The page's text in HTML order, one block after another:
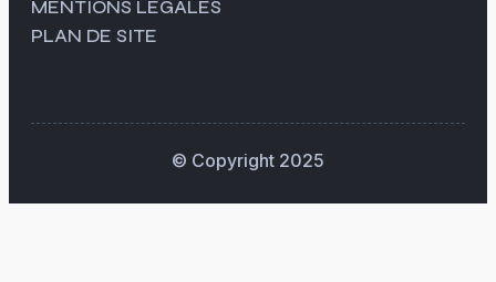
MENTIONS LÉGALES
PLAN DE SITE
© Copyright 2025